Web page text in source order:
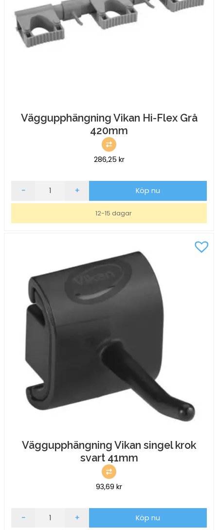
Väggupphängning Vikan Hi-Flex Grå
420mm
286,25 kr
Väggupphängning
- + Köp nu
12-15 dagar
Väggupphängning Vikan singel krok
svart 41mm
93,69 kr
Väggupphängning
- + Köp nu